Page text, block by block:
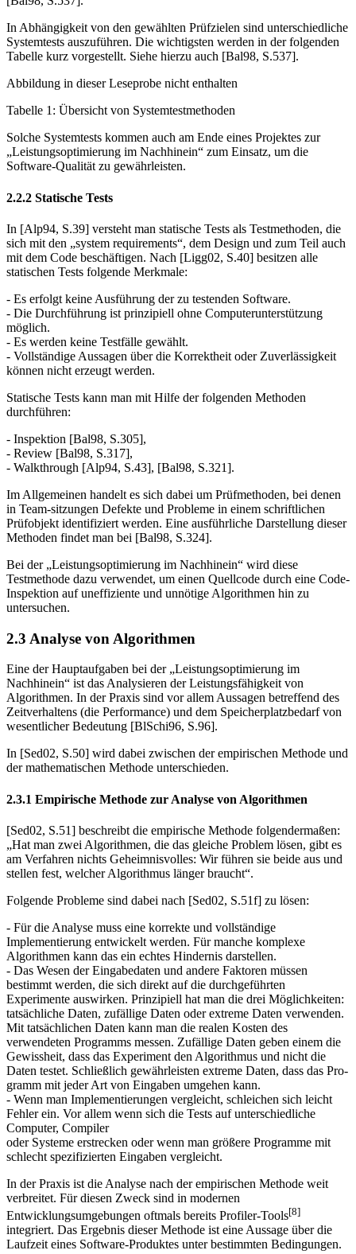
In Abhängigkeit von den gewählten Prüfzielen sind unterschiedliche
Systemtests auszuführen. Die wichtigsten werden in der folgenden
Tabelle kurz vorgestellt. Siehe hierzu auch [Bal98, S.537].
Abbildung in dieser Leseprobe nicht enthalten
Tabelle 1: Übersicht von Systemtestmethoden
Solche Systemtests kommen auch am Ende eines Projektes zur
„Leistungsop­timierung im Nachhinein“ zum Einsatz, um die
Software-Qualität zu gewährleis­ten.
2.2.2 Statische Tests
In [Alp94, S.39] versteht man statische Tests als Testmethoden, die
sich mit den „system requirements“, dem Design und zum Teil auch
mit dem Code be­schäftigen. Nach [Ligg02, S.40] besitzen alle
statischen Tests folgende Merk­male:
- Es erfolgt keine Ausführung der zu testenden Software.
- Die Durchführung ist prinzipiell ohne Computerunterstützung
möglich.
- Es werden keine Testfälle gewählt.
- Vollständige Aussagen über die Korrektheit oder Zuverlässigkeit
können nicht erzeugt werden.
Statische Tests kann man mit Hilfe der folgenden Methoden
durchführen:
- Inspektion [Bal98, S.305],
- Review [Bal98, S.317],
- Walkthrough [Alp94, S.43], [Bal98, S.321].
Im Allgemeinen handelt es sich dabei um Prüfmethoden, bei denen
in Team-sitzungen Defekte und Probleme in einem schriftlichen
Prüfobjekt identifiziert wer­den. Eine ausführliche Darstellung dieser
Methoden findet man bei [Bal98, S.324].
Bei der „Leistungsoptimierung im Nachhinein“ wird diese
Testmethode dazu verwendet, um einen Quellcode durch eine Code-
Inspektion auf uneffiziente und unnötige Algorithmen hin zu
untersuchen.
2.3 Analyse von Algorithmen
Eine der Hauptaufgaben bei der „Leistungsoptimierung im
Nachhinein“ ist das Analysieren der Leistungsfähigkeit von
Algorithmen. In der Praxis sind vor allem Aussagen betreffend des
Zeitverhaltens (die Perfor­mance) und dem Speicherplatzbedarf von
wesentlicher Bedeutung [BlSchi96, S.96].
In [Sed02, S.50] wird dabei zwischen der empirischen Methode und
der mathematischen Methode unterschieden.
2.3.1 Empirische Methode zur Analyse von Algorithmen
[Sed02, S.51] beschreibt die empirische Methode folgendermaßen:
„Hat man zwei Algorithmen, die das gleiche Problem lösen, gibt es
am Verfahren nichts Geheimnisvolles: Wir führen sie beide aus und
stellen fest, welcher Algorithmus länger braucht“.
Folgende Probleme sind dabei nach [Sed02, S.51f] zu lösen:
- Für die Analyse muss eine korrekte und vollständige
Implementierung entwi­ckelt werden. Für manche komplexe
Algorithmen kann das ein echtes Hin­dernis darstellen.
- Das Wesen der Eingabedaten und andere Faktoren müssen
bestimmt wer­den, die sich direkt auf die durchgeführten
Experimente auswirken. Prinzi­piell hat man die drei Möglichkeiten:
tatsächliche Daten, zufällige Daten oder extreme Daten verwenden.
Mit tatsächlichen Daten kann man die re­alen Kosten des
verwendeten Programms messen. Zufällige Daten geben einem die
Gewissheit, dass das Experiment den Algorithmus und nicht die
Daten testet. Schließlich gewährleisten extreme Daten, dass das Pro­
gramm mit jeder Art von Eingaben umgehen kann.
- Wenn man Implementierungen vergleicht, schleichen sich leicht
Fehler ein. Vor allem wenn sich die Tests auf unterschiedliche
Computer, Compiler
oder Systeme erstrecken oder wenn man größere Programme mit
schlecht spe­zifizierten Eingaben vergleicht.
In der Praxis ist die Analyse nach der empirischen Methode weit
verbreitet. Für diesen Zweck sind in modernen
Entwicklungsumgebungen oftmals bereits Profiler-Tools[8]
integriert. Das Ergebnis dieser Methode ist eine Aussage über die
Laufzeit eines Software-Produktes unter bestimmten Bedingungen.